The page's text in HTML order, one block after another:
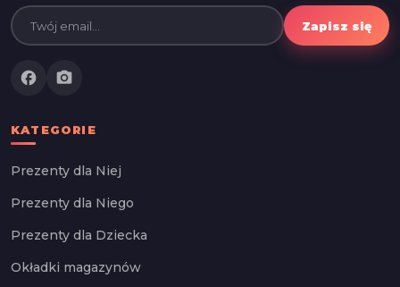
Zapisz się
facebook photo_camera
KATEGORIE
Prezenty dla Niej
Prezenty dla Niego
Prezenty dla Dziecka
Okładki magazynów